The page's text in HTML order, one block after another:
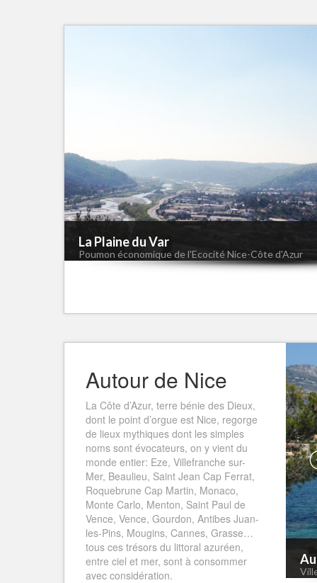
La Plaine du Var
Poumon économique de l'Ecocité Nice-Côte d'Azur
Autour de Nice
La Côte d’Azur, terre bénie des Dieux,
dont le point d’orgue est Nice, regorge
de lieux mythiques dont les simples
noms sont évocateurs, on y vient du
monde entier: Eze, Villefranche sur-
Mer, Beaulieu, Saint Jean Cap Ferrat,
Roquebrune Cap Martin, Monaco,
Monte Carlo, Menton, Saint Paul de
Vence, Vence, Gourdon, Antibes Juan-
les-Pins, Mougins, Cannes, Grasse…
tous ces trésors du littoral azuréen,
entre ciel et mer, sont à consommer
avec considération.